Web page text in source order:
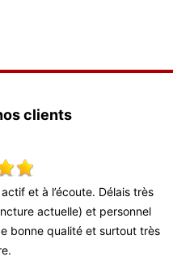
clients
repeindre mes volets.
en place des volets rapide.